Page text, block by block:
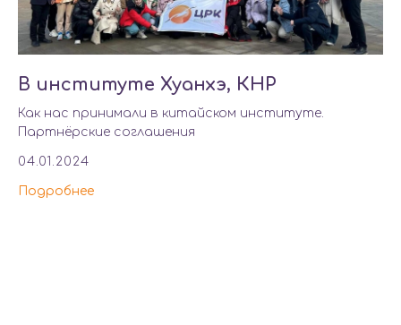
В институте Хуанхэ, КНР
Как нас принимали в китайском институте.
Партнёрские соглашения
04.01.2024
Подробнее